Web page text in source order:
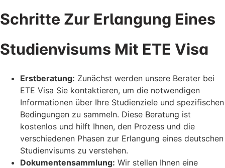
Schritte Zur Erlangung Eines
Studienvisums Mit ETE Visa
Erstberatung: Zunächst werden unsere Berater bei
ETE Visa Sie kontaktieren, um die notwendigen
Informationen über Ihre Studienziele und spezifischen
Bedingungen zu sammeln. Diese Beratung ist
kostenlos und hilft Ihnen, den Prozess und die
verschiedenen Phasen zur Erlangung eines deutschen
Studienvisums zu verstehen.
Dokumentensammlung: Wir stellen Ihnen eine